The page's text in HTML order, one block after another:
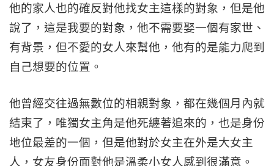
他的家人也的確反對他找女主這樣的對象，但是他
說了，這是我要的對象，他不需要娶一個有家世、
有背景，但不愛的女人來幫他，他有的是能力爬到
自己想要的位置。
他曾經交往過無數位的相親對象，都在幾個月內就
結束了，唯獨女主角是他死纏著追來的，也是身份
地位最差的一個，但是他對於女主在外是大女主
人，女友身份面對他是溫柔小女人感到很滿意。